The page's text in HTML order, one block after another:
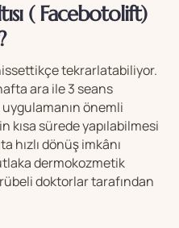
( Facebotolift)
tekrarlatabiliyor.
ara ile 3 seans
uygulamanın önemli
kısa sürede yapılabilmesi
hızlı dönüş imkânı
dermokozmetik
doktorlar tarafından